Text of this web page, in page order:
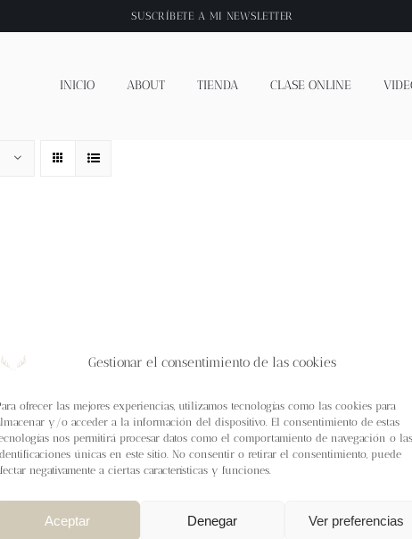
Gestionar el consentimiento de las cookies
ofrecer las mejores experiencias, utilizamos tecnologías como las cookies para
y/o acceder a la información del dispositivo. El consentimiento de estas
nos permitirá procesar datos como el comportamiento de navegación o las
únicas en este sitio. No consentir o retirar el consentimiento, puede
negativamente a ciertas características y funciones.
Aceptar Denegar Ver preferencias
SUSCRÍBETE A MI NEWSLETTER
INICIO ABOUT TIENDA CLASE ONLINE